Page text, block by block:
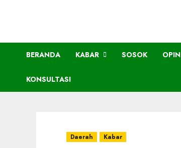
BERANDA KABAR SOSOK
KONSULTASI
Daerah Kabar